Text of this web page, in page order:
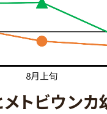
トビウンカ